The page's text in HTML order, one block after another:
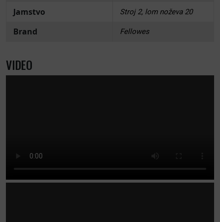
Jamstvo Stroj 2, lom noževa 20
Brand Fellowes
VIDEO